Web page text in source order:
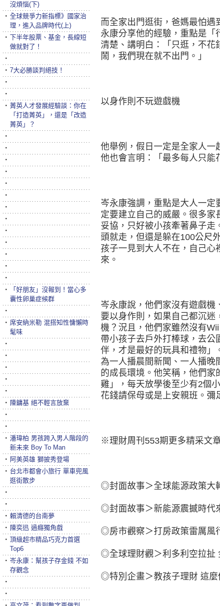
而全家出門逛街，爸媽最怕
永康分享他的經驗，重點是「
清楚、講明白：「只逛，不花
鬧，我們現在就不出門。」
以身作則不玩遊戲機
他舉例，假日一定是全家人一
他也會言明：「最多每人只能
岑永康強調，重點是大人一
定要建立自己的威嚴。很多
妥協，只好被小孩牽著鼻子
頭就走，但還是躲在100公尺
孩子一見到大人不在，自己心
來。
岑永康說，他們家沒有遊戲
要以身作則，如果自己都沉
機？況且，他們家雖然沒有
帶小孩子去戶外打棒球，去
伴，才是最好的玩具和禮物」
為一人播晨間新聞、一人播晚
的成長環境。他笑稱，他們
雞」，每天放學後至少有2個
花錢請保母或是上安親班。彌
※理財周刊553期更多精采文
◎封面故事＞全球能源政策大
◎封面故事＞新能源震撼時代
◎房市觀察＞打房政策雷厲風
◎全球理財觀＞利多利空拉扯
◎特別企畫＞教孩子理財 這麼
沒煩惱(下)
‧ 全球競爭力新指標》國家治
理，進入品牌時代(上)
‧ 下半年股票、基金，長線短
做就對了！
‧
‧ 7大必勝談判絕技！
‧
‧
‧ 菁英人才發展經驗談：你在
「打造菁英」，還是「改造
菁英」？
‧
‧
‧
‧
‧
‧
‧
‧
‧
‧
‧
‧
‧
‧
「好朋友」沒報到！當心多
囊性卵巢症候群
‧
‧ 席安納米勒 混搭知性慵懶時
髦味
‧
‧
‧
‧
‧
‧ 陳鏞基 絕不輕言放棄
‧
‧
‧ 潘瑋柏 男孩跨入男人階段的
新未來 Boy To Man
‧ 阿美英雄 獅披秀登場
‧ 台北市都會小旅行 單車兜風
逛街散步
‧
‧
‧ 賴清德的台南夢
‧ 陳奕迅 過癮獨角戲
‧ 頂級超市精品巧克力首選
Top6
‧ 岑永康：幫孩子存金錢 不如
存觀念
‧
‧